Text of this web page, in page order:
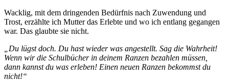
Wacklig, mit dem dringenden Bedürfnis nach Zuwendung und
Trost, erzählte ich Mutter das Erlebte und wo ich entlang gegangen
war. Das glaubte sie nicht.
„Du lügst doch. Du hast wieder was angestellt. Sag die Wahrheit!
Wenn wir die Schulbücher in deinem Ranzen bezahlen müssen,
dann kannst du was erleben! Einen neuen Ranzen bekommst du
nicht!“